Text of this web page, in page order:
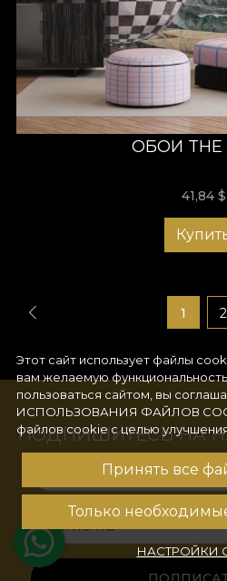
ОБОИ THE
41,84 $
1 2
Этот сайт использует файлы
вам желаемую
пользоваться сайтом, вы
ИСПОЛЬЗОВАНИЯ ФАЙЛОВ
файлов cookie с целью
Принять все
Только
НАСТРОЙКИ
ПОДПИШИТЕСЬ НА
Ваше имя
Эл. почта